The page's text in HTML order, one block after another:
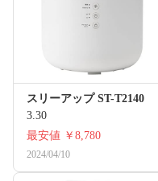
スリーアップ ST-T2140
3.30
最安値 ￥8,780
2024/04/10